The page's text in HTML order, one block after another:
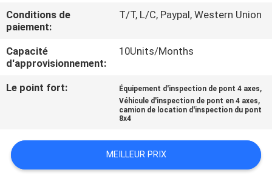
CONTACTEZ-
NOUS
NOUVELLES
UNE
CITATION
Conditions de
paiement:
T/T, L/C, Paypal, Western Union
Capacité
d'approvisionnement:
10Units/Months
Le point fort: Équipement d'inspection de pont 4 axes,
Véhicule d'inspection de pont en 4 axes,
camion de location d'inspection du pont
8x4
MEILLEUR PRIX